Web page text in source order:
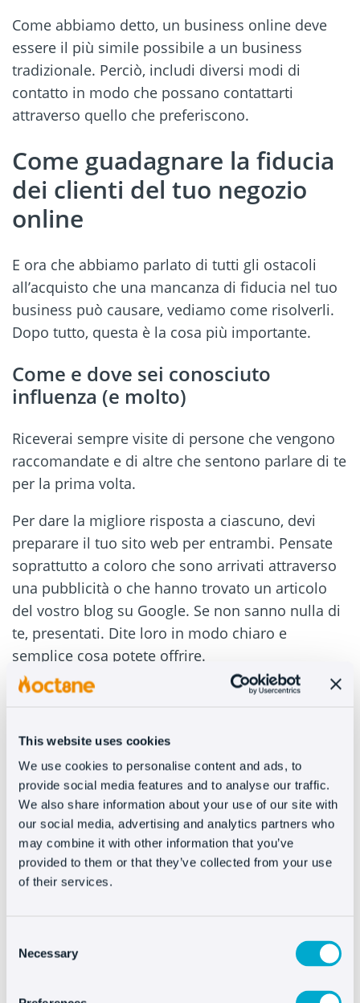
This website uses cookies
We use cookies to personalise content and ads, to
provide social media features and to analyse our traffic.
We also share information about your use of our site with
our social media, advertising and analytics partners who
may combine it with other information that you’ve
provided to them or that they’ve collected from your use
of their services.
Selection
Necessary
Come abbiamo detto, un business online deve
essere il più simile possibile a un business
tradizionale. Perciò, includi diversi modi di
contatto in modo che possano contattarti
attraverso quello che preferiscono.
Come guadagnare la fiducia
dei clienti del tuo negozio
online
E ora che abbiamo parlato di tutti gli ostacoli
all’acquisto che una mancanza di fiducia nel tuo
business può causare, vediamo come risolverli.
Dopo tutto, questa è la cosa più importante.
Come e dove sei conosciuto
influenza (e molto)
Riceverai sempre visite di persone che vengono
raccomandate e di altre che sentono parlare di te
per la prima volta.
Per dare la migliore risposta a ciascuno, devi
preparare il tuo sito web per entrambi. Pensate
soprattutto a coloro che sono arrivati attraverso
una pubblicità o che hanno trovato un articolo
del vostro blog su Google. Se non sanno nulla di
te, presentati. Dite loro in modo chiaro e
semplice cosa potete offrire.
Ma se un utente arriva al tuo ecommerce perché
percorso molto più agevole.
Il percorso attraverso il tuo sito web
Affinché nessuno si perda, progettate un
percorso semplice.
Rendete facile trovare qualsiasi prodotto e uscire
Il momento più critico: il